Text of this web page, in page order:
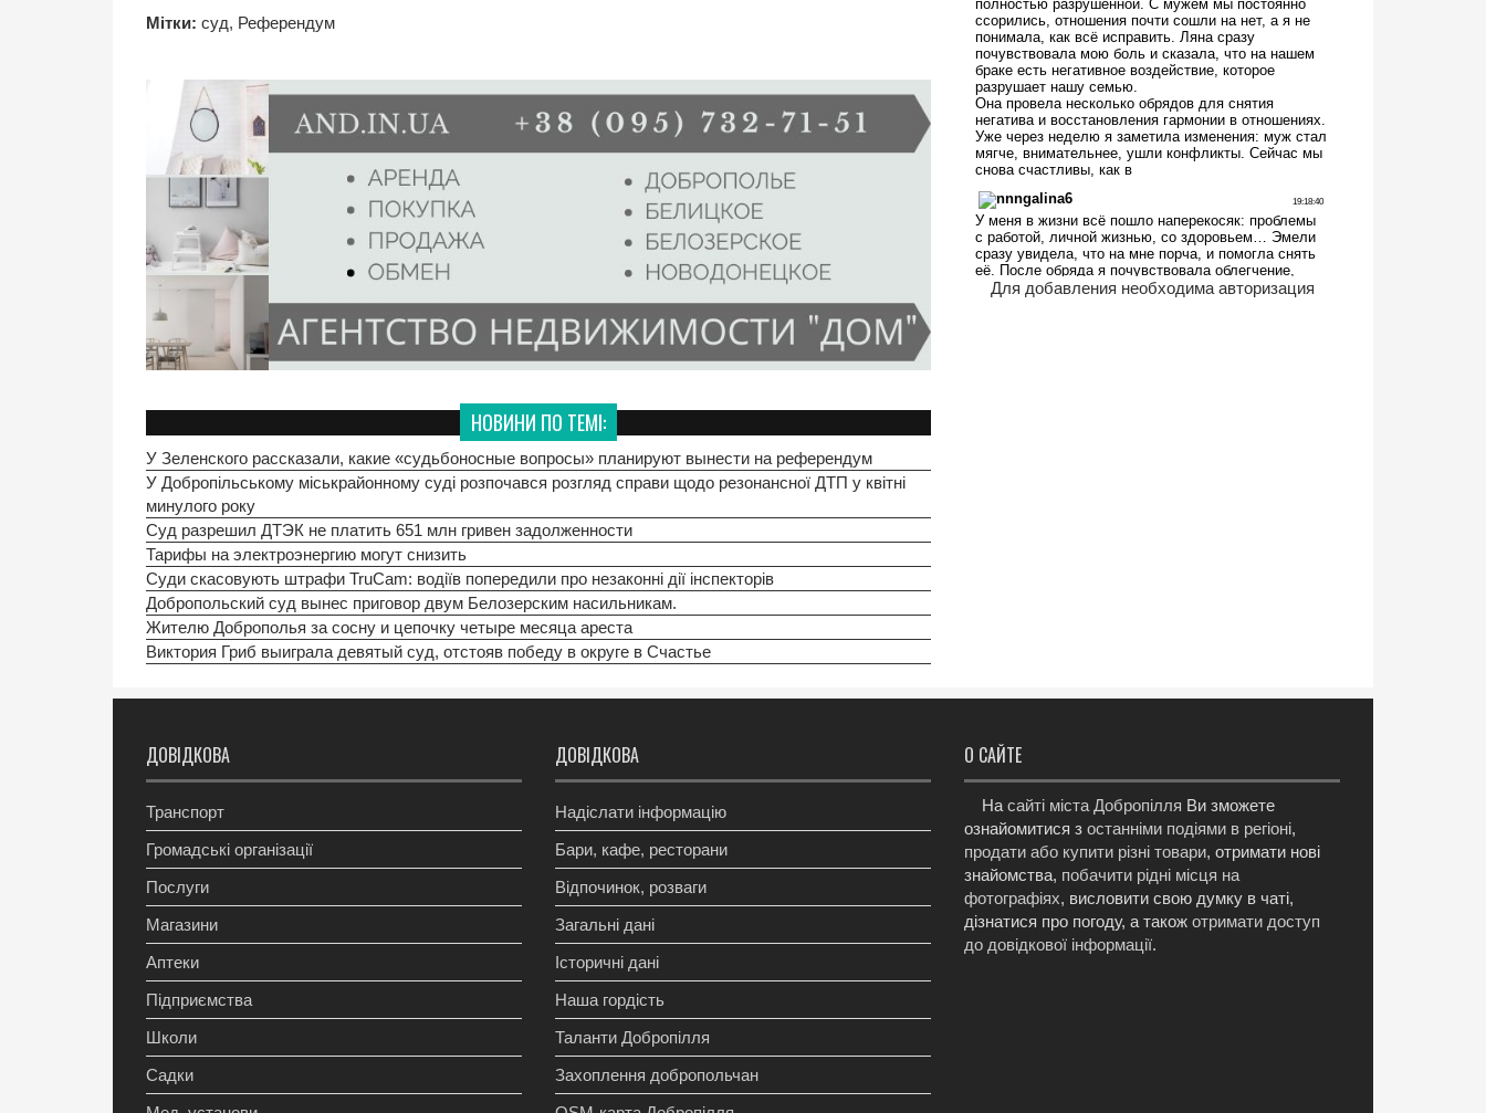
Мітки: суд, Референдум
НОВИНИ ПО ТЕМІ:
У Зеленского рассказали, какие «судьбоносные вопросы» планируют вынести на референдум
У Добропільському міськрайонному суді розпочався розгляд справи щодо резонансної ДТП у квітні
минулого року
Суд разрешил ДТЭК не платить 651 млн гривен задолженности
Тарифы на электроэнергию могут снизить
Суди скасовують штрафи TruCam: водіїв попередили про незаконні дії інспекторів
Добропольский суд вынес приговор двум Белозерским насильникам.
Жителю Доброполья за сосну и цепочку четыре месяца ареста
Виктория Гриб выиграла девятый суд, отстояв победу в округе в Счастье
Для добавления необходима авторизация
ДОВІДКОВА
Транспорт
Громадські організації
Послуги
Магазини
Аптеки
Підприємства
Школи
Садки
ДОВІДКОВА
Надіслати інформацію
Бари, кафе, ресторани
Відпочинок, розваги
Загальні дані
Історичні дані
Наша гордість
Таланти Добропілля
Захоплення добропольчан
О САЙТЕ
На сайті міста Добропілля Ви зможете
ознайомитися з останніми подіями в регіоні,
продати або купити різні товари, отримати нові
знайомства, побачити рідні місця на
фотографіях, висловити свою думку в чаті,
дізнатися про погоду, а також отримати доступ
до довідкової інформації.